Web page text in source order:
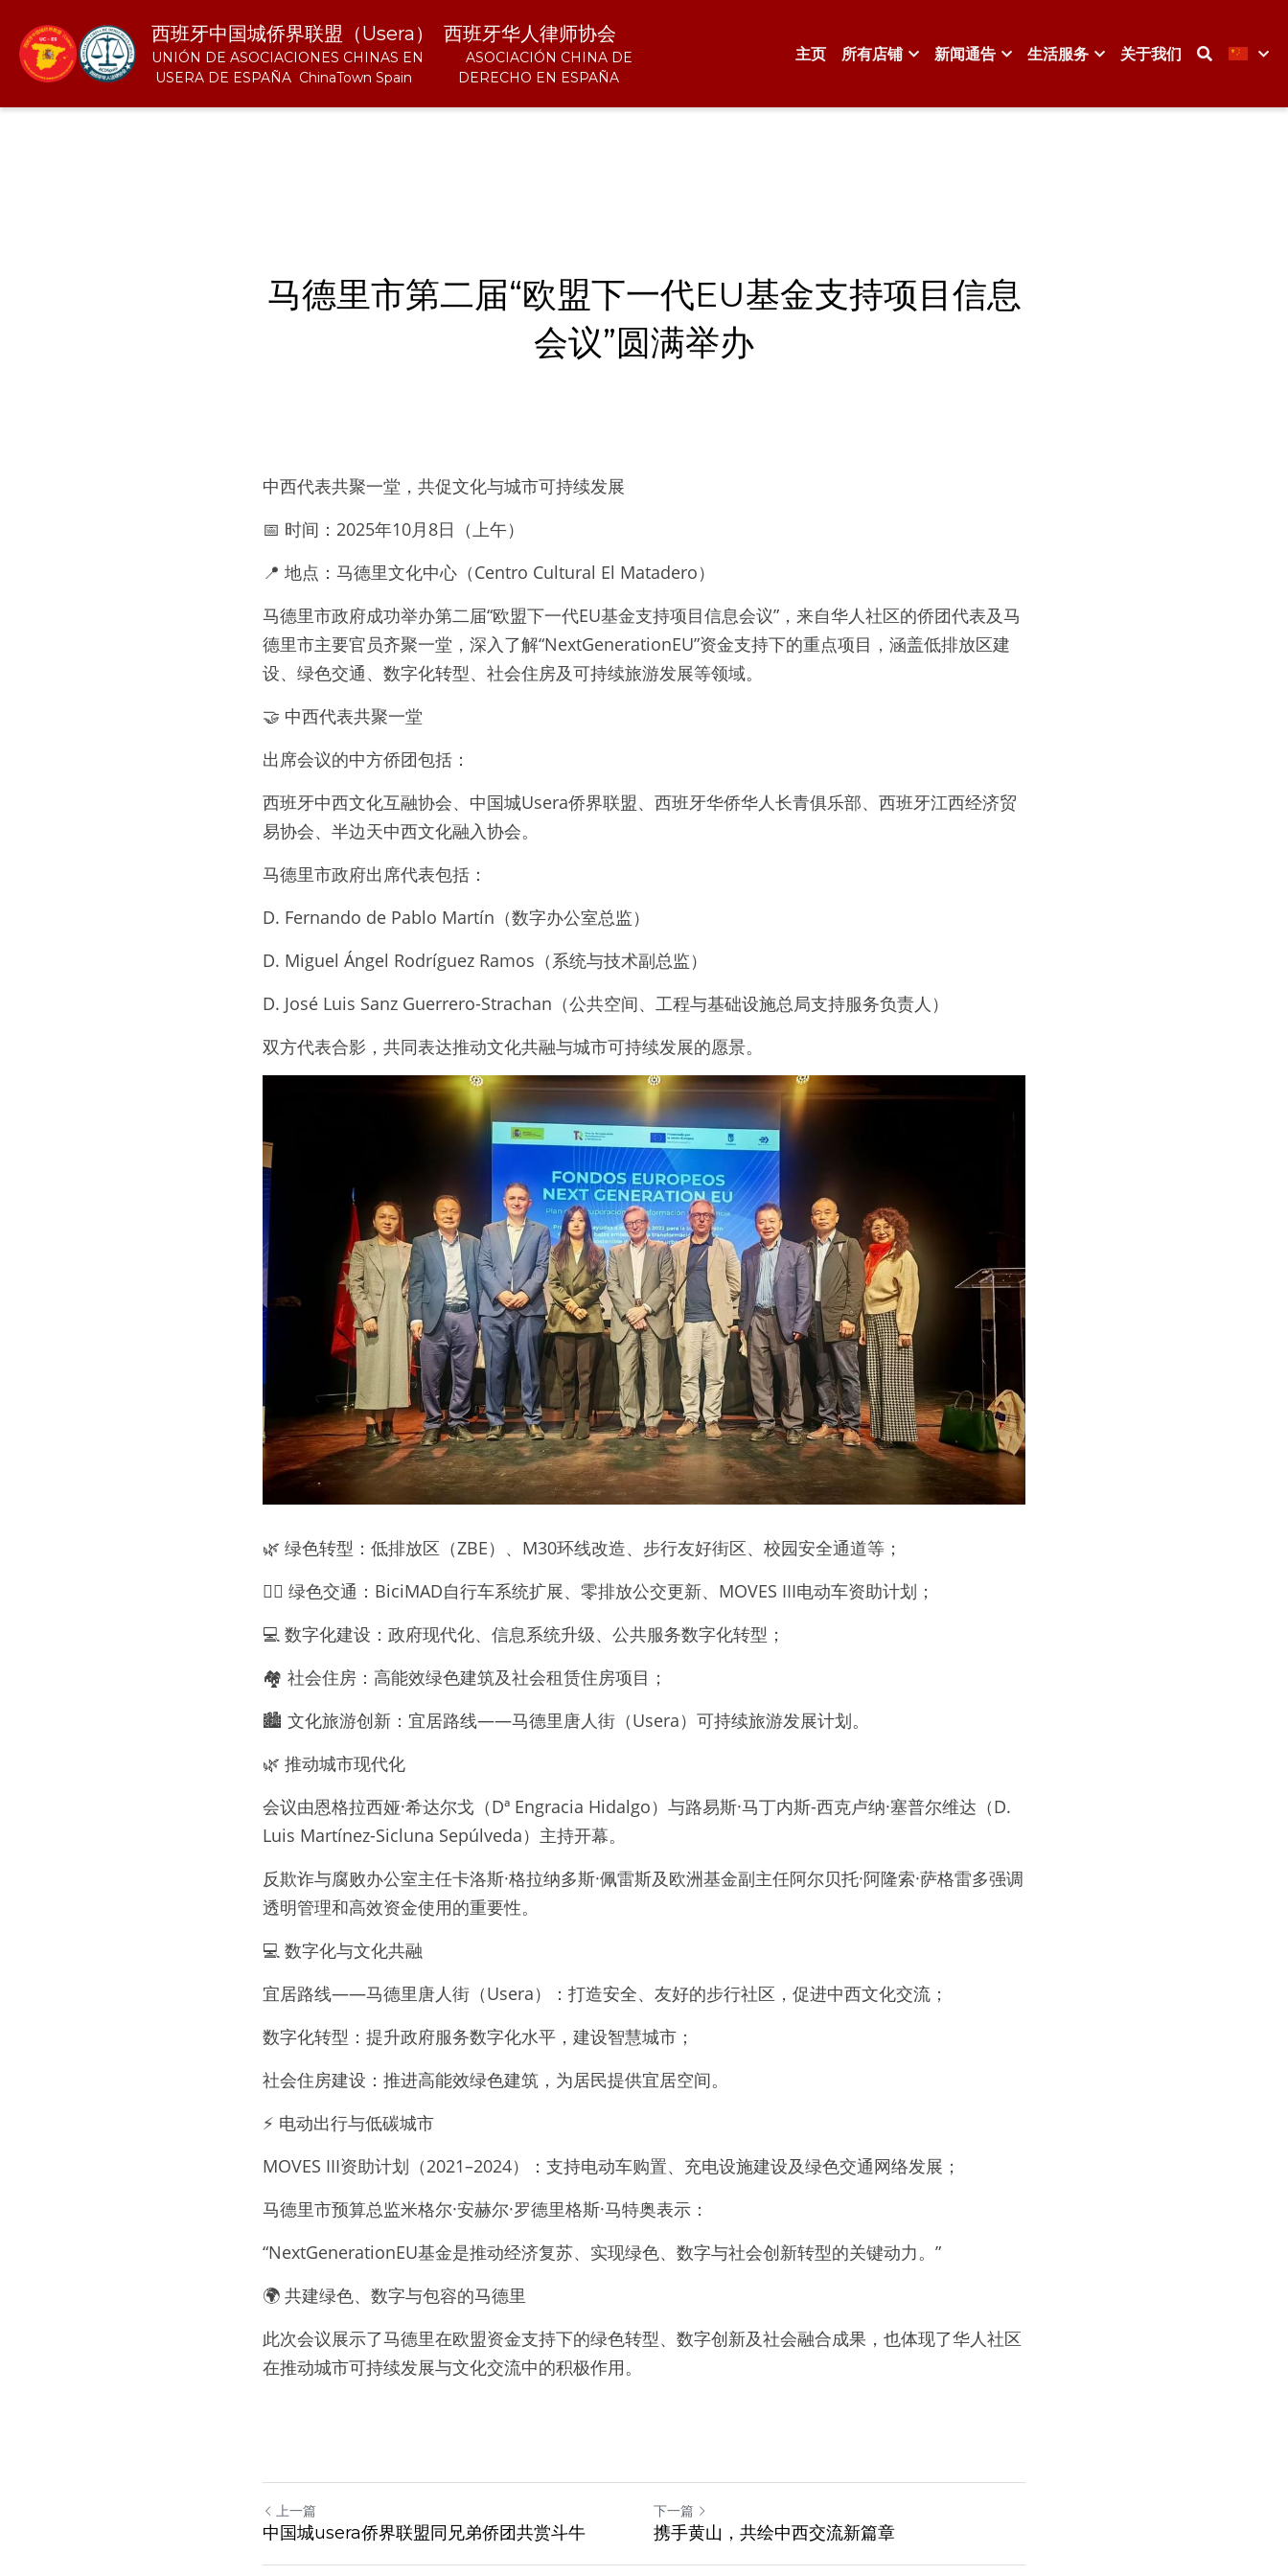
西班牙中国城侨界联盟（Usera）  西班牙华人律师协会
UNIÓN DE ASOCIACIONES CHINAS EN           ASOCIACIÓN CHINA DE
USERA DE ESPAÑA  ChinaTown Spain DERECHO EN ESPAÑA
主页 所有店铺 新闻通告 生活服务 关于我们
马德里市第二届“欧盟下一代EU基金支持项目信息
会议”圆满举办
中西代表共聚一堂，共促文化与城市可持续发展
📅 时间：2025年10月8日（上午）
📍 地点：马德里文化中心（Centro Cultural El Matadero）
马德里市政府成功举办第二届“欧盟下一代EU基金支持项目信息会议”，来自华人社区的侨团代表及马
德里市主要官员齐聚一堂，深入了解“NextGenerationEU”资金支持下的重点项目，涵盖低排放区建
设、绿色交通、数字化转型、社会住房及可持续旅游发展等领域。
🤝 中西代表共聚一堂
出席会议的中方侨团包括：
西班牙中西文化互融协会、中国城Usera侨界联盟、西班牙华侨华人长青俱乐部、西班牙江西经济贸
易协会、半边天中西文化融入协会。
马德里市政府出席代表包括：
D. Fernando de Pablo Martín（数字办公室总监）
D. Miguel Ángel Rodríguez Ramos（系统与技术副总监）
D. José Luis Sanz Guerrero-Strachan（公共空间、工程与基础设施总局支持服务负责人）
双方代表合影，共同表达推动文化共融与城市可持续发展的愿景。
🌿 绿色转型：低排放区（ZBE）、M30环线改造、步行友好街区、校园安全通道等；
🚴‍♀ 绿色交通：BiciMAD自行车系统扩展、零排放公交更新、MOVES III电动车资助计划；
💻 数字化建设：政府现代化、信息系统升级、公共服务数字化转型；
🏘 社会住房：高能效绿色建筑及社会租赁住房项目；
🏙 文化旅游创新：宜居路线——马德里唐人街（Usera）可持续旅游发展计划。
🌿 推动城市现代化
会议由恩格拉西娅·希达尔戈（Dª Engracia Hidalgo）与路易斯·马丁内斯-西克卢纳·塞普尔维达（D.
Luis Martínez-Sicluna Sepúlveda）主持开幕。
反欺诈与腐败办公室主任卡洛斯·格拉纳多斯·佩雷斯及欧洲基金副主任阿尔贝托·阿隆索·萨格雷多强调
透明管理和高效资金使用的重要性。
💻 数字化与文化共融
宜居路线——马德里唐人街（Usera）：打造安全、友好的步行社区，促进中西文化交流；
数字化转型：提升政府服务数字化水平，建设智慧城市；
社会住房建设：推进高能效绿色建筑，为居民提供宜居空间。
⚡ 电动出行与低碳城市
MOVES III资助计划（2021–2024）：支持电动车购置、充电设施建设及绿色交通网络发展；
马德里市预算总监米格尔·安赫尔·罗德里格斯·马特奥表示：
“NextGenerationEU基金是推动经济复苏、实现绿色、数字与社会创新转型的关键动力。”
🌍 共建绿色、数字与包容的马德里
此次会议展示了马德里在欧盟资金支持下的绿色转型、数字创新及社会融合成果，也体现了华人社区
在推动城市可持续发展与文化交流中的积极作用。
上一篇
中国城usera侨界联盟同兄弟侨团共赏斗牛
下一篇
携手黄山，共绘中西交流新篇章